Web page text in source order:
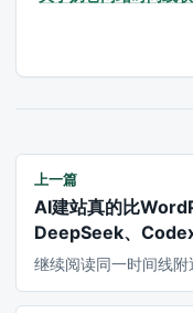
上一篇
AI建站真的比
DeepSeek、
继续阅读同一时间线附